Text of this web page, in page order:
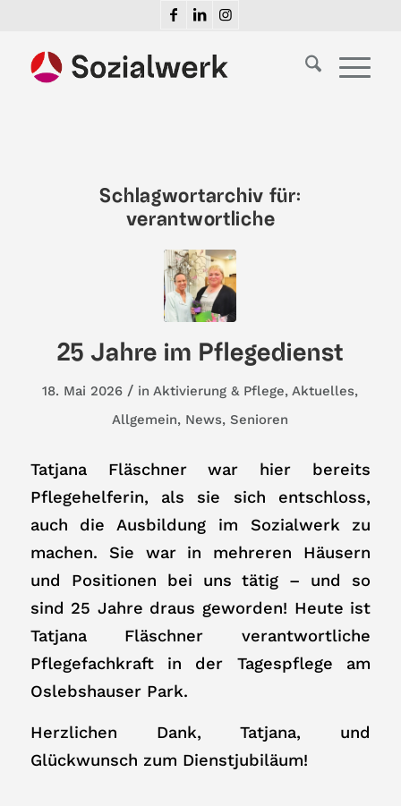
Schlagwortarchiv für:
verantwortliche
25 Jahre im Pflegedienst
18. Mai 2026 / inAktivierung & Pflege,Aktuelles,
Allgemein, News,Senioren
Tatjana Fläschner war hier bereits
Pflegehelferin, als sie sich entschloss,
auch die Ausbildung im Sozialwerk zu
machen. Sie war in mehreren Häusern
und Positionen bei uns tätig – und so
sind 25 Jahre draus geworden! Heute ist
Tatjana Fläschner verantwortliche
Pflegefachkraft in der Tagespflege am
Oslebshauser Park.
Herzlichen Dank, Tatjana, und
Glückwunsch zum Dienstjubiläum!